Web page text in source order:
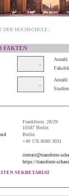
DER HOCHSCHULE |
FAKTEN
-
Anzahl
-
Anzahl
Franklinstr. 28/29
10587 Berlin
Berlin
+49 176 8080 3031
contact@transform-
https://transform-
SEKRETARIAT